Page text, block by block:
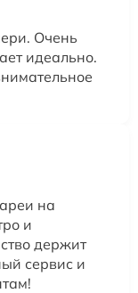
Очень
идеально.
на
и
держит
сервис и